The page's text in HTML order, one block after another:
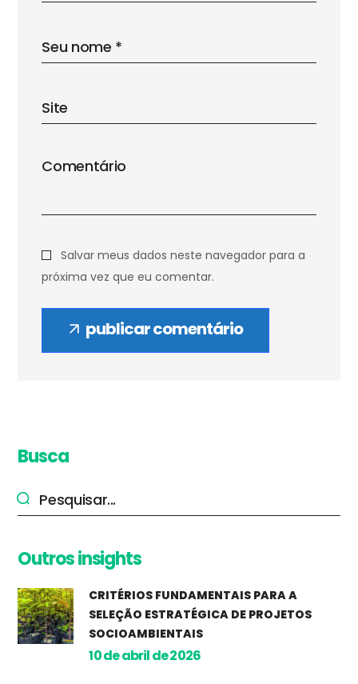
Salvar meus dados neste navegador para a
próxima vez que eu comentar.
publicar comentário
Busca
Outros insights
CRITÉRIOS FUNDAMENTAIS PARA A
SELEÇÃO ESTRATÉGICA DE PROJETOS
SOCIOAMBIENTAIS
10 de abril de 2026